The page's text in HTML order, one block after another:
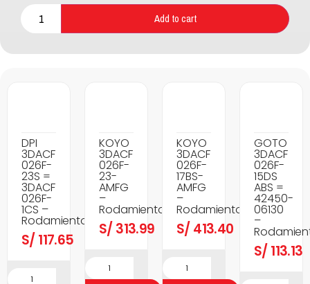
Add to cart
DPI
3DACF
026F-
23S =
3DACF
026F-
1CS –
Rodamientos
S/ 117.65
KOYO
3DACF
026F-
23-
AMFG
–
Rodamientos
S/ 313.99
KOYO
3DACF
026F-
17BS-
AMFG
–
Rodamientos
S/ 413.40
GOTO
3DACF
026F-
15DS
ABS =
42450-
06130
–
S/ 113.13